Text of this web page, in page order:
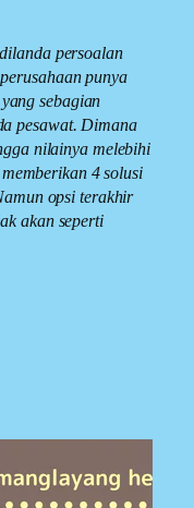
persoalan
punya
sebagian
pesawat. Dimana
nilainya melebihi
4 solusi
opsi terakhir
akan seperti